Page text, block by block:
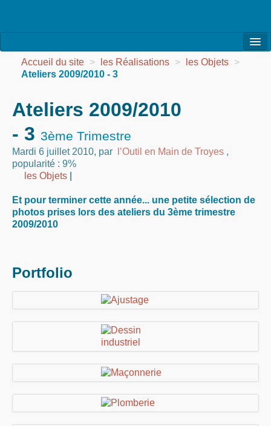
l’Association
la Vie des Ateliers
les Evénements
les Réalisations
Agenda
Contact
Accueil du site > les Réalisations > les Objets >
Ateliers 2009/2010 - 3
Ateliers 2009/2010
- 3 3ème Trimestre
Mardi 6 juillet 2010, par l’Outil en Main de Troyes ,
popularité : 9%
les Objets
Et pour terminer cette année... une petite sélection de
photos prises lors des ateliers du 3ème trimestre
2009/2010
Portfolio